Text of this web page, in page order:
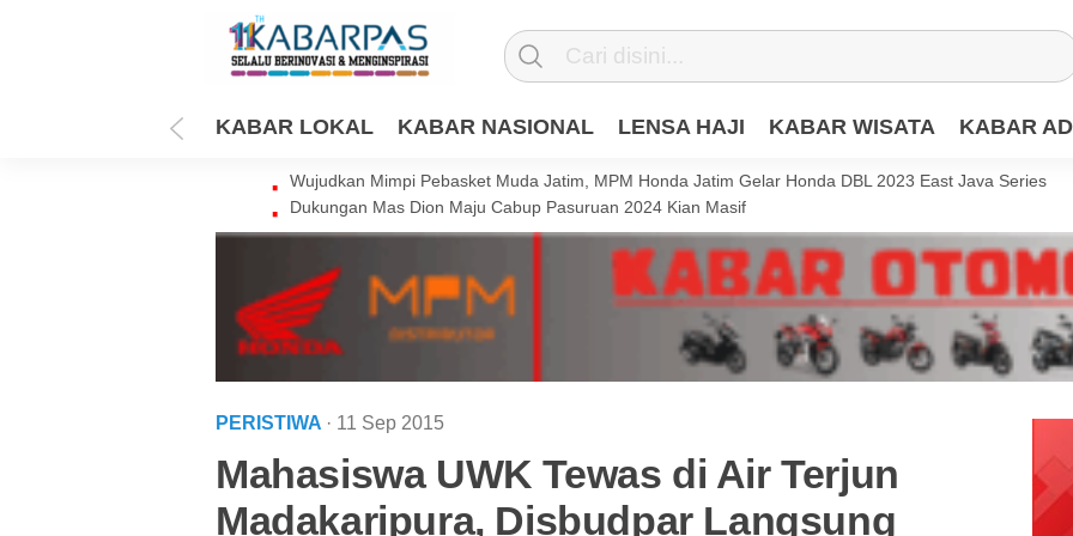
KABAR LOKAL KABAR NASIONAL LENSA HAJI KABAR WISATA KABAR
Wujudkan Mimpi Pebasket Muda Jatim, MPM Honda Jatim Gelar Honda DBL 2023 East Java Series
Dukungan Mas Dion Maju Cabup Pasuruan 2024 Kian Masif
PERISTIWA · 11 Sep 2015
Mahasiswa UWK Tewas di Air Terjun
Madakaripura, Disbudpar Langsung